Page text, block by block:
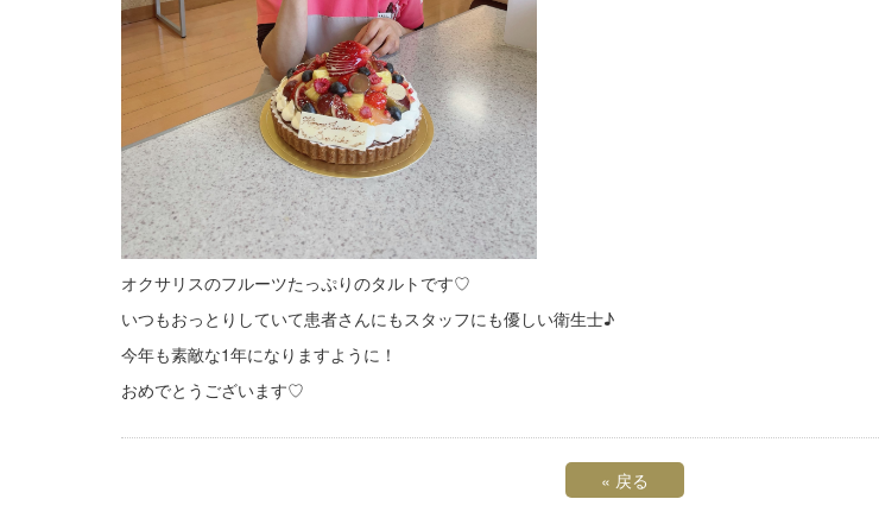
オクサリスのフルーツたっぷりのタルトです♡
いつもおっとりしていて患者さんにもスタッフにも優しい衛生士♪
今年も素敵な1年になりますように！
おめでとうございます♡
« 戻る